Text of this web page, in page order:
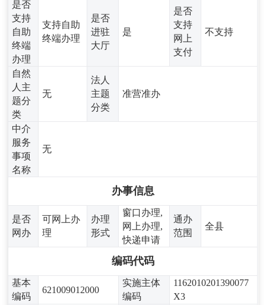
是否
支持
自助
终端
办理
支持自助
终端办理
是否
进驻
大厅
是
是否
支持
网上
支付
不支持
自然
人主
题分
类
无
法人
主题
分类
准营准办
中介
服务
事项
名称
无
办事信息
是否
网办
可网上办
理
办理
形式
窗口办理,
网上办理,
快递申请
通办
范围
全县
编码代码
基本
编码
621009012000
实施主体
编码
1162010201390077
X3